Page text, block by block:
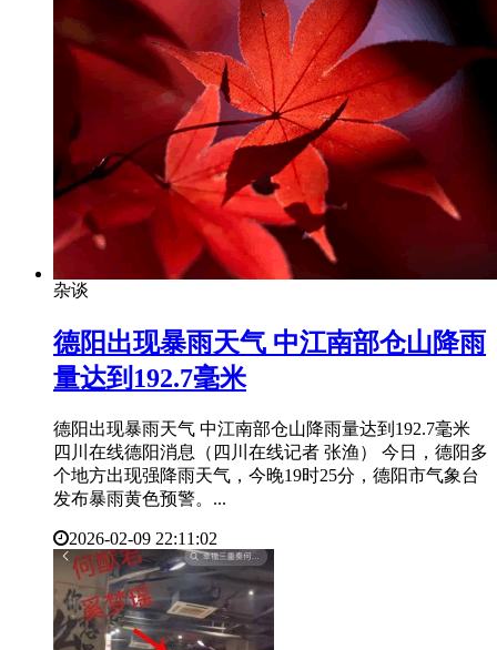
杂谈
​德阳出现暴雨天气 中江南部仓山降雨
量达到192.7毫米
德阳出现暴雨天气 中江南部仓山降雨量达到192.7毫米
四川在线德阳消息（四川在线记者 张渔） 今日，德阳多
个地方出现强降雨天气，今晚19时25分，德阳市气象台
发布暴雨黄色预警。...
2026-02-09 22:11:02